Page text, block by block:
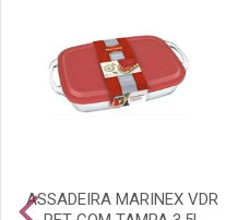
ASSADEIRA MARINEX VDR